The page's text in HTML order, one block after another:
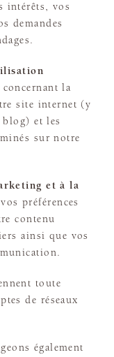
intérêts, vos
demandes
la
site internet (y
et les
sur notre
et à la
préférences
contenu
ainsi que vos
toute
de réseaux
également